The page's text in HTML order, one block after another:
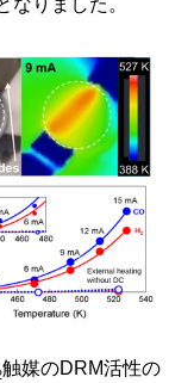
なりました。
触媒のDRM活性の